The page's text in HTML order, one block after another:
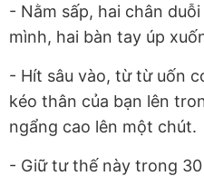
- Nằm sấp, hai chân
mình, hai bàn tay úp
- Hít sâu vào, từ từ uốn
kéo thân của bạn lên
ngẩng cao lên một chút.
- Giữ tư thế này trong